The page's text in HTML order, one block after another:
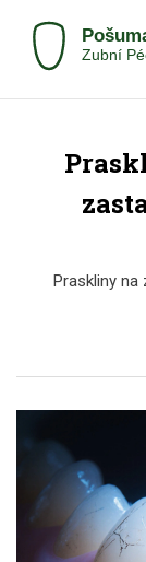
Praskliny na